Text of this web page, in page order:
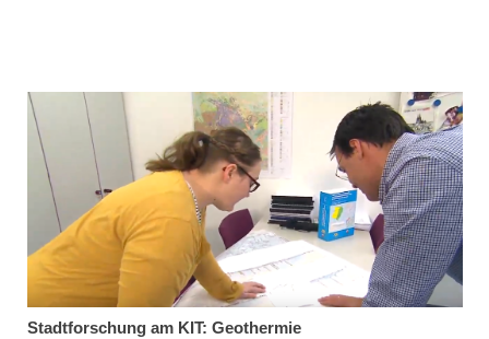
Stadtforschung am KIT: Geothermie